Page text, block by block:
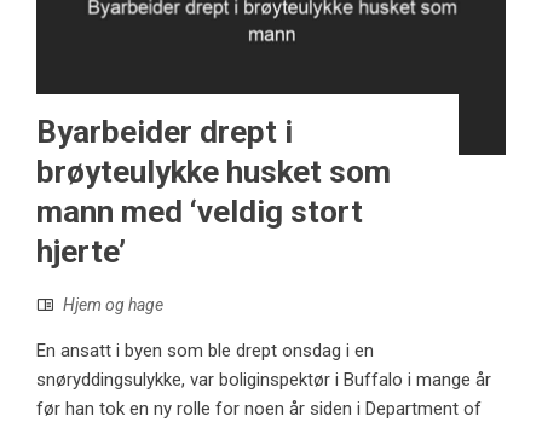
Byarbeider drept i
brøyteulykke husket som
mann med ‘veldig stort
hjerte’
Hjem og hage
En ansatt i byen som ble drept onsdag i en
snøryddingsulykke, var boliginspektør i Buffalo i mange år
før han tok en ny rolle for noen år siden i Department of